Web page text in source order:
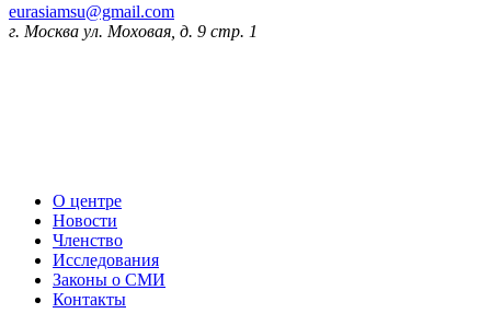
eurasiamsu@gmail.com
г. Москва ул. Моховая, д. 9 стр. 1
О центре
Новости
Членство
Исследования
Законы о СМИ
Контакты